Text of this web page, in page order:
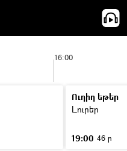
16:00
Ուղիղ եթեր
Լուրեր
19:00 46 ր